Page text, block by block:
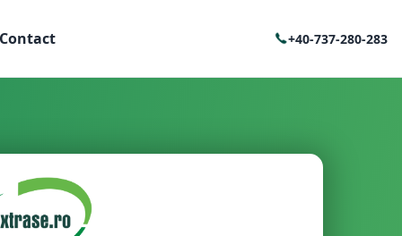
Contact +40-737-280-283